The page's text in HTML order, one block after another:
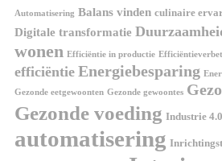
Automatisering Balans vinden culinaire
Digitale transformatie
wonen Efficiëntie in productie
efficiëntie Energiebesparing
Gezonde eetgewoonten Gezonde gewoontes
Gezonde voeding Industrie 4.0
automatisering